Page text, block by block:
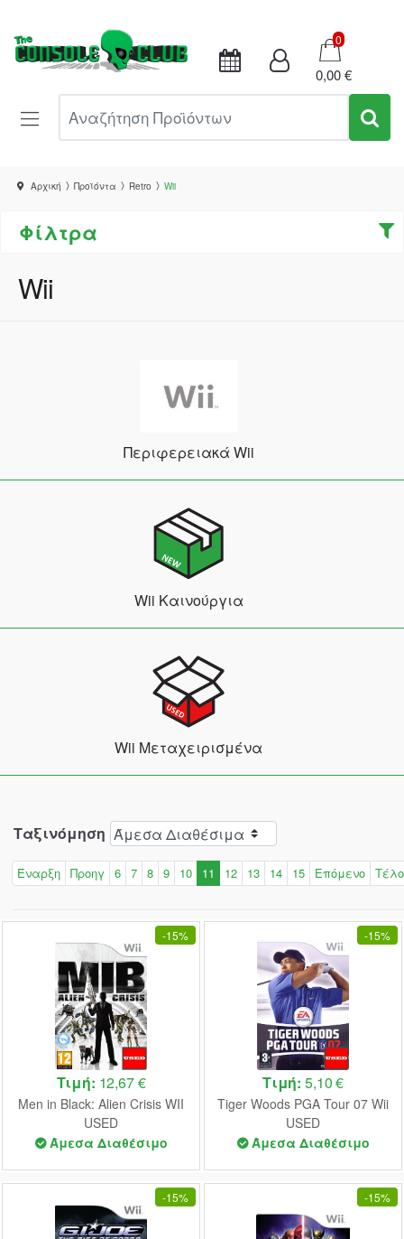
Καλάθι
0
0,00 €
Αρχική Προϊόντα Retro Wii
Φίλτρα
Wii
Περιφερειακά Wii
Wii Καινούργια
Wii Μεταχειρισμένα
Ταξινόμηση
Έναρξη Προηγ 6 7 8 9 10 11 12 13 14 15 Επόμενο
-15%
Τιμή: 12,67 €
Men in Black: Alien Crisis WII
USED
Άμεσα Διαθέσιμο
-15%
Τιμή: 5,10 €
Tiger Woods PGA Tour 07 Wii
USED
Άμεσα Διαθέσιμο
-15% -15%